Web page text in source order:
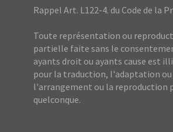
Rappel Art. L122-4. du Code de la
Toute représentation ou
partielle faite sans le
ayants droit ou ayants cause est
pour la traduction, l'adaptation
l'arrangement ou la reproduction
quelconque.